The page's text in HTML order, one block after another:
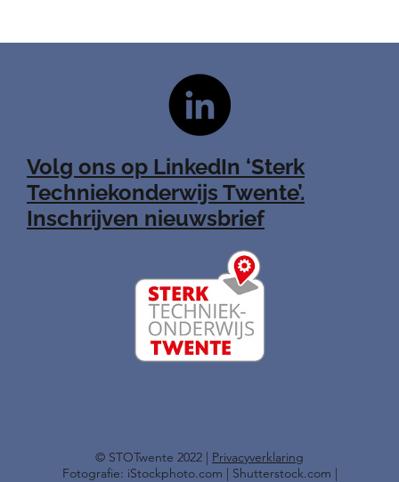
Volg ons op LinkedIn ‘Sterk
Techniekonderwijs Twente’.
Inschrijven nieuwsbrief
​© STOTwente 2022 | Privacyverklaring
Fotografie: iStockphoto.com | Shutterstock.com |